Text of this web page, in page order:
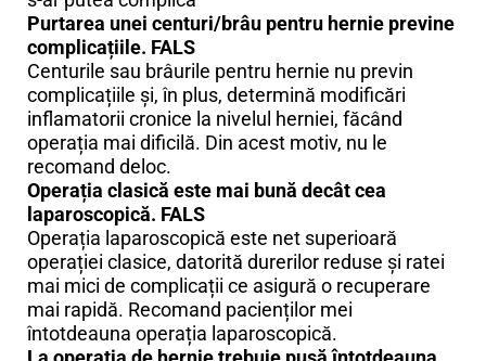
Purtarea unei centuri/brâu pentru hernie previne
complicațiile. FALS
Centurile sau brâurile pentru hernie nu previn
complicațiile și, în plus, determină modificări
inflamatorii cronice la nivelul herniei, făcând
operația mai dificilă. Din acest motiv, nu le
recomand deloc.
Operația clasică este mai bună decât cea
laparoscopică. FALS
Operația laparoscopică este net superioară
operației clasice, datorită durerilor reduse și ratei
mai mici de complicații ce asigură o recuperare
mai rapidă. Recomand pacienților mei
întotdeauna operația laparoscopică.